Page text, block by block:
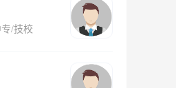
专/技校